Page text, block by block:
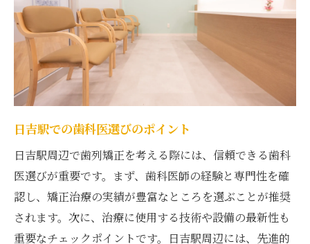
保険適用の有無とその影響
日吉駅エリアでの相場はどれくらい？
費用に含まれるサービス内容
支払い方法の選択肢を探る
費用面での不安を軽減する方法
歯列矯正を日吉駅で受ける際の費用を最小限に
抑える方法
割引やキャンペーンの活用法
治療期間を短縮するための工夫
日吉駅のクリニックでの費用相談のコツ
日吉駅での歯科医選びのポイント
日吉駅周辺で歯列矯正を考える際には、信頼できる歯科
医選びが重要です。まず、歯科医師の経験と専門性を確
認し、矯正治療の実績が豊富なところを選ぶことが推奨
されます。次に、治療に使用する技術や設備の最新性も
重要なチェックポイントです。日吉駅周辺には、先進的